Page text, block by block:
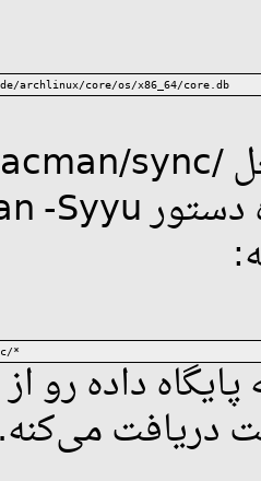
archlinux/core/os/x86_64/core.db
*
داده رو از
می‌کنه.